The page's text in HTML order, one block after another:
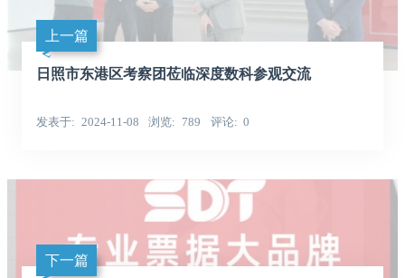
上一篇
日照市东港区考察团莅临深度数科参观交流
发表于 2024-11-08 浏览 789 评论 0
下一篇